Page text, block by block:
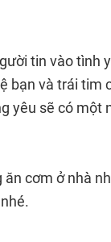
tin vào tình
bạn và trái tim
yêu sẽ có một
ăn cơm ở nhà